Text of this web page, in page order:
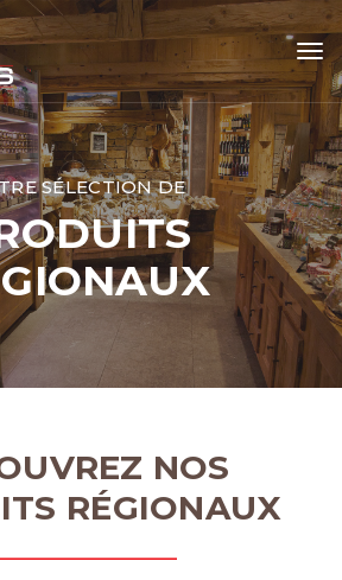
SÉLECTION DE
NOS
RÉGIONAUX